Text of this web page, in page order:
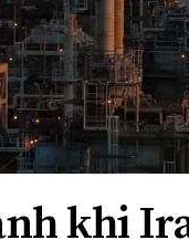
khi